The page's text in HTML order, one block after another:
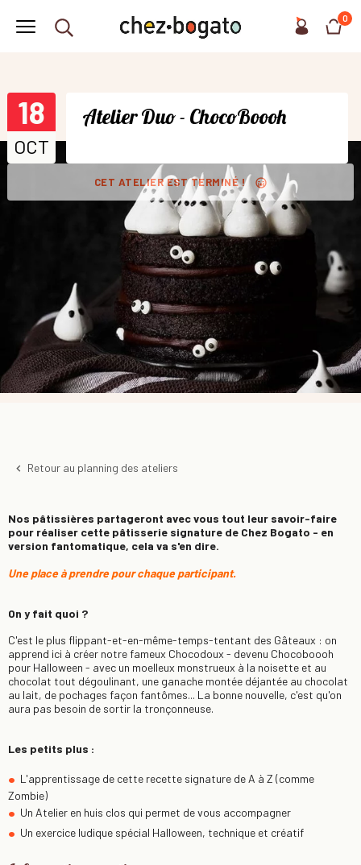
0
18
OCT
Atelier Duo - ChocoBoooh
keyboard_arrow_left Retour au planning des ateliers
CET ATELIER EST TERMINÉ !
Nos pâtissières partageront avec vous tout leur savoir-faire
pour réaliser cette pâtisserie signature de Chez Bogato - en
version fantomatique, cela va s'en dire.
Une place à prendre pour chaque participant.
On y fait quoi ?
C'est le plus flippant-et-en-même-temps-tentant des Gâteaux : on
apprend ici à créer notre fameux Chocodoux - devenu Chocoboooh
pour Halloween - avec un moelleux monstrueux à la noisette et au
chocolat tout dégoulinant, une ganache montée déjantée au chocolat
au lait, de pochages façon fantômes... La bonne nouvelle, c'est qu'on
aura pas besoin de sortir la tronçonneuse.
Les petits plus :
L'apprentissage de cette recette signature de A à Z (comme
Zombie)
Un Atelier en huis clos qui permet de vous accompagner
Un exercice ludique spécial Halloween, technique et créatif